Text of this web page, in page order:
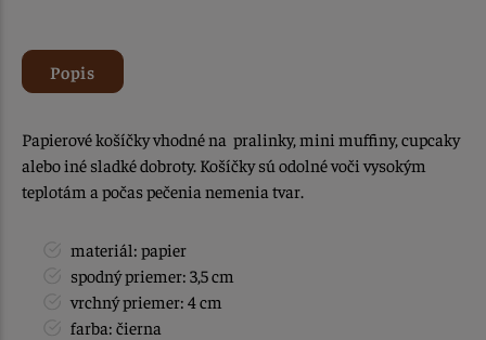
Popis
Papierové košíčky vhodné na pralinky, mini muffiny, cupcaky
alebo iné sladké dobroty. Košíčky sú odolné voči vysokým
teplotám a počas pečenia nemenia tvar.
materiál: papier
spodný priemer: 3,5 cm
vrchný priemer: 4 cm
farba: čierna